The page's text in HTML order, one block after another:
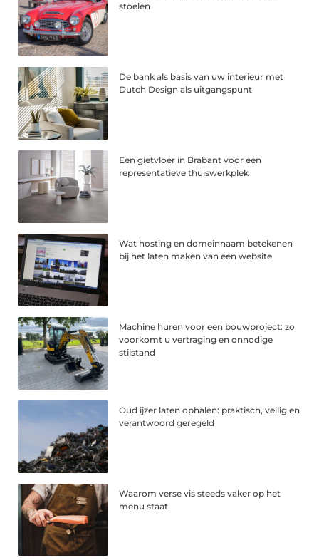
stoelen
De bank als basis van uw interieur met
Dutch Design als uitgangspunt
Een gietvloer in Brabant voor een
representatieve thuiswerkplek
Wat hosting en domeinnaam betekenen
bij het laten maken van een website
Machine huren voor een bouwproject: zo
voorkomt u vertraging en onnodige
stilstand
Oud ijzer laten ophalen: praktisch, veilig en
verantwoord geregeld
Waarom verse vis steeds vaker op het
menu staat